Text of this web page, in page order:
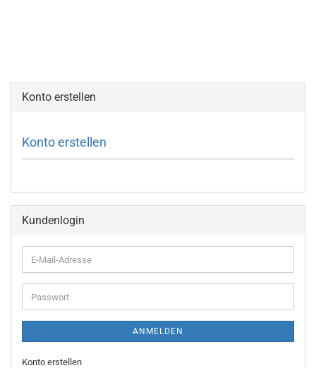
Konto erstellen
Konto erstellen
Kundenlogin
E-
Mail-
Adresse
Passwort
ANMELDEN
Konto erstellen